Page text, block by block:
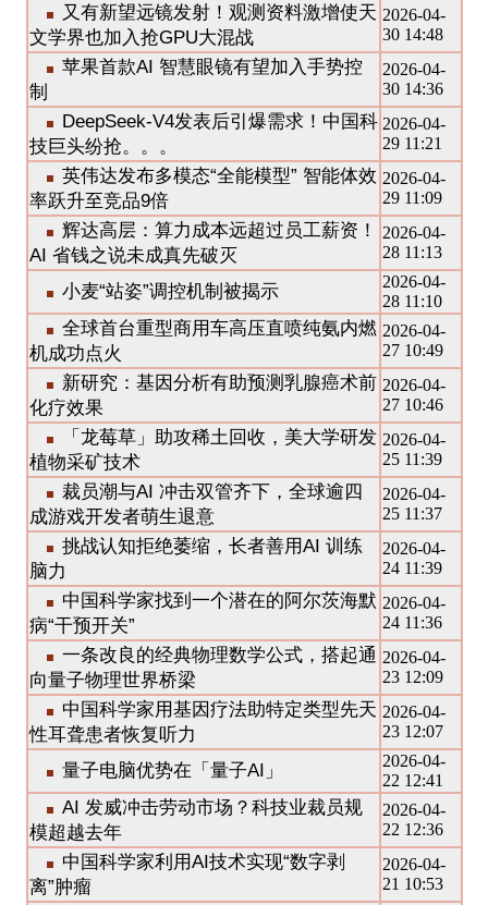
又有新望远镜发射！观测资料激增使天
文学界也加入抢GPU大混战
2026-04-
30 14:48
苹果首款AI 智慧眼镜有望加入手势控
制
2026-04-
30 14:36
DeepSeek-V4发表后引爆需求！中国科
技巨头纷抢。。。
2026-04-
29 11:21
英伟达发布多模态“全能模型” 智能体效
率跃升至竞品9倍
2026-04-
29 11:09
辉达高层：算力成本远超过员工薪资！
AI 省钱之说未成真先破灭
2026-04-
28 11:13
小麦“站姿”调控机制被揭示
2026-04-
28 11:10
全球首台重型商用车高压直喷纯氨内燃
机成功点火
2026-04-
27 10:49
新研究：基因分析有助预测乳腺癌术前
化疗效果
2026-04-
27 10:46
「龙莓草」助攻稀土回收，美大学研发
植物采矿技术
2026-04-
25 11:39
裁员潮与AI 冲击双管齐下，全球逾四
成游戏开发者萌生退意
2026-04-
25 11:37
挑战认知拒绝萎缩，长者善用AI 训练
脑力
2026-04-
24 11:39
中国科学家找到一个潜在的阿尔茨海默
病“干预开关”
2026-04-
24 11:36
一条改良的经典物理数学公式，搭起通
向量子物理世界桥梁
2026-04-
23 12:09
中国科学家用基因疗法助特定类型先天
性耳聋患者恢复听力
2026-04-
23 12:07
量子电脑优势在「量子AI」
2026-04-
22 12:41
AI 发威冲击劳动市场？科技业裁员规
模超越去年
2026-04-
22 12:36
中国科学家利用AI技术实现“数字剥
离”肿瘤
2026-04-
21 10:53